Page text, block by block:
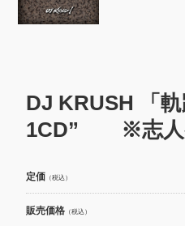
DJ KRUSH 「
1CD” ※志人
定価 （税込）
販売価格 （税込）